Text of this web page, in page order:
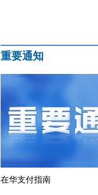
重要通知
在华支付指南